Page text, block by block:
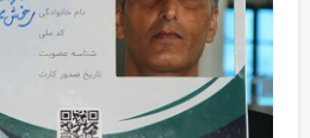
آبشخور حیات وحش تغذیه